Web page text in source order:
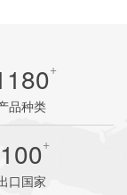
​+
品种类
100​+
口国家